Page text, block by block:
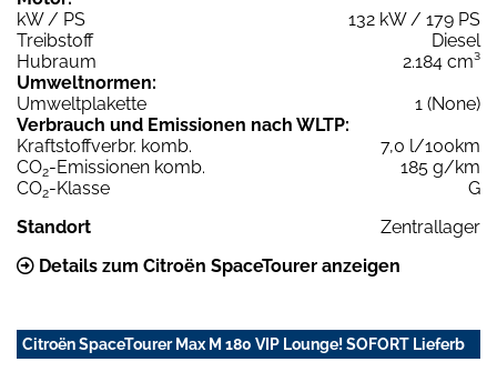
kW / PS
132 kW / 179 PS
Treibstoff
Diesel
Hubraum
2.184 cm³
Umweltnormen:
Umweltplakette
1 (None)
Verbrauch und Emissionen nach WLTP:
Kraftstoffverbr. komb.
7,0 l/100km
CO2-Emissionen komb.
185 g/km
CO2-Klasse
G
Standort
Zentrallager
Details zum Citroën SpaceTourer anzeigen
Citroën SpaceTourer Max M 180 VIP Lounge! SOFORT Lieferb